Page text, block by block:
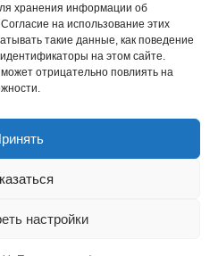
хранения информации об
на использование этих
такие данные, как поведение
на этом сайте.
отрицательно повлиять на
настройки
оплаты
информация